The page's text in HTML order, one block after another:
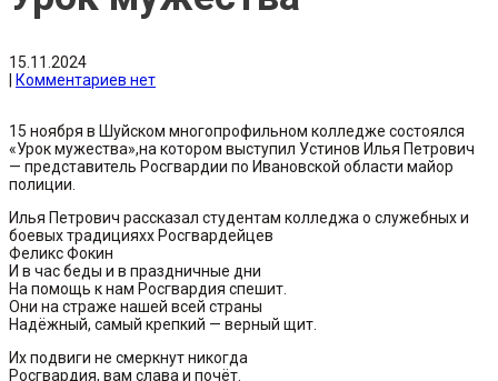
15.11.2024
Комментариев нет
15 ноября в Шуйском многопрофильном колледже состоялся
«Урок мужества»,на котором выступил Устинов Илья Петрович
— представитель Росгвардии по Ивановской области майор
полиции.
Илья Петрович рассказал студентам колледжа о служебных и
боевых традицияхх Росгвардейцев
Феликс Фокин
И в час беды и в праздничные дни
На помощь к нам Росгвардия спешит.
Они на страже нашей всей страны
Надёжный, самый крепкий — верный щит.
Их подвиги не смеркнут никогда
Росгвардия, вам слава и почёт.